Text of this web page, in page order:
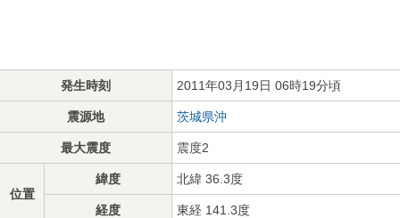
発生時刻 2011年03月19日 06時19分頃
震源地 茨城県沖
最大震度 震度2
位置
緯度 北緯 36.3度
経度 東経 141.3度